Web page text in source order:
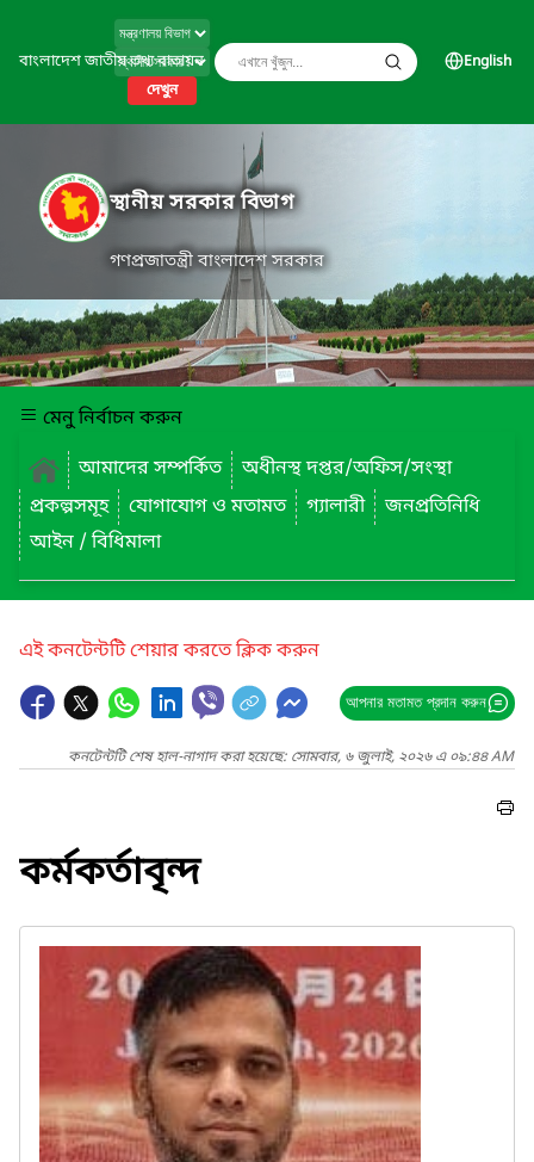
বাংলাদেশ জাতীয় তথ্য বাতায়ন
দেখুন
English
স্থানীয় সরকার বিভাগ
গণপ্রজাতন্ত্রী বাংলাদেশ সরকার
মেনু নির্বাচন করুন
আমাদের সম্পর্কিত
অধীনস্থ দপ্তর/অফিস/সংস্থা
প্রকল্পসমূহ
যোগাযোগ ও মতামত গ্যালারী
জনপ্রতিনিধি
আইন / বিধিমালা
এই কনটেন্টটি শেয়ার করতে ক্লিক করুন
আপনার মতামত প্রদান করুন
কনটেন্টটি শেষ হাল-নাগাদ করা হয়েছে: সোমবার, ৬ জুলাই, ২০২৬ এ ০৯:৪৪ AM
কর্মকর্তাবৃন্দ